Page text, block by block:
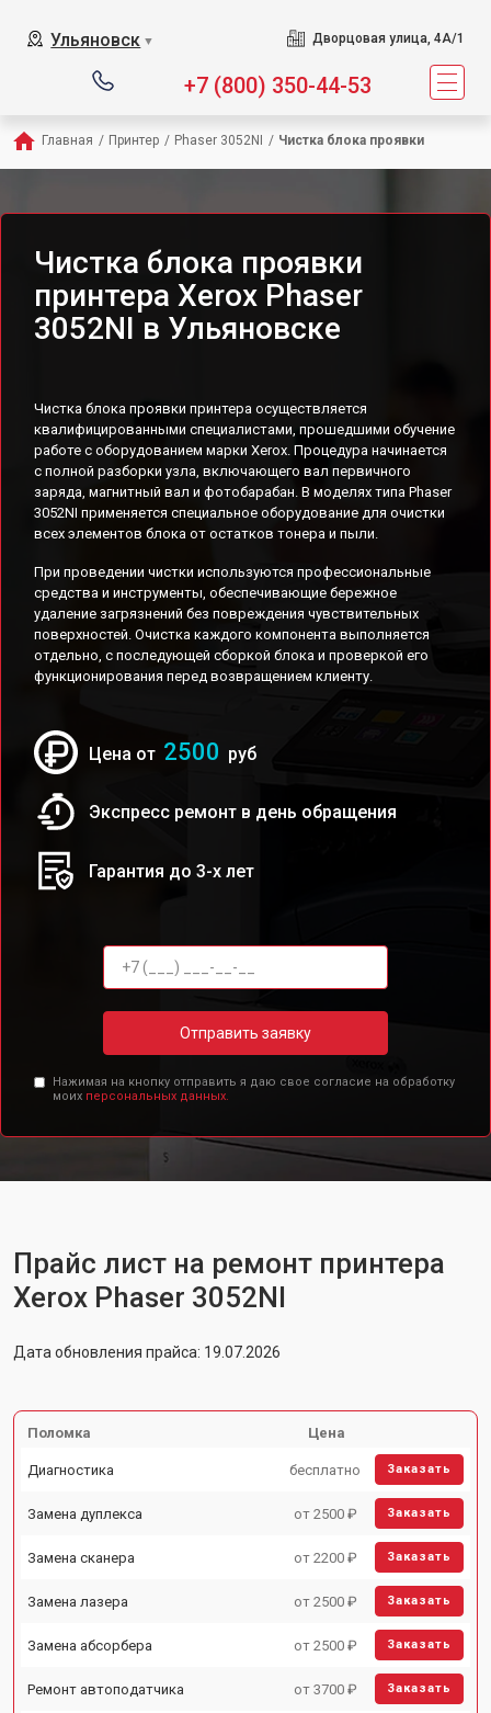
Ульяновск ▼ Дворцовая улица, 4А/1
+7 (800) 350-44-53
Главная / Принтер / Phaser 3052NI / Чистка блока проявки
Чистка блока проявки
принтера Xerox Phaser
3052NI в Ульяновске
Чистка блока проявки принтера осуществляется
квалифицированными специалистами, прошедшими обучение
работе с оборудованием марки Xerox. Процедура начинается
с полной разборки узла, включающего вал первичного
заряда, магнитный вал и фотобарабан. В моделях типа Phaser
3052NI применяется специальное оборудование для очистки
всех элементов блока от остатков тонера и пыли.
При проведении чистки используются профессиональные
средства и инструменты, обеспечивающие бережное
удаление загрязнений без повреждения чувствительных
поверхностей. Очистка каждого компонента выполняется
отдельно, с последующей сборкой блока и проверкой его
функционирования перед возвращением клиенту.
Цена от 2500 руб
Экспресс ремонт в день обращения
Гарантия до 3-х лет
Отправить заявку
Нажимая на кнопку отправить я даю свое согласие на обработку
моих персональных данных.
Прайс лист на ремонт принтера
Xerox Phaser 3052NI
Дата обновления прайса: 19.07.2026
Поломка Цена
Диагностика бесплатно Заказать
Замена дуплекса от 2500 ₽ Заказать
Замена сканера от 2200 ₽ Заказать
Замена лазера от 2500 ₽ Заказать
Замена абсорбера от 2500 ₽ Заказать
Ремонт автоподатчика от 3700 ₽ Заказать